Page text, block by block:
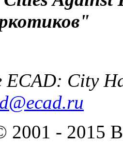
ECAD: City
2001 - 2015